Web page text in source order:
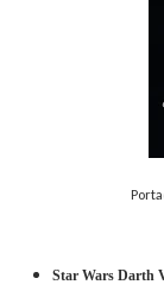
Star Wars Darth